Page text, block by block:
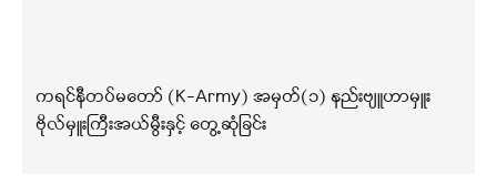
ကရင်နီတပ်မတော် (K-Army) အမှတ်(၁) နည်းဗျူဟာမှူး
ဗိုလ်မှူးကြီးအယ်မွီးနှင့် တွေ့ဆုံခြင်း